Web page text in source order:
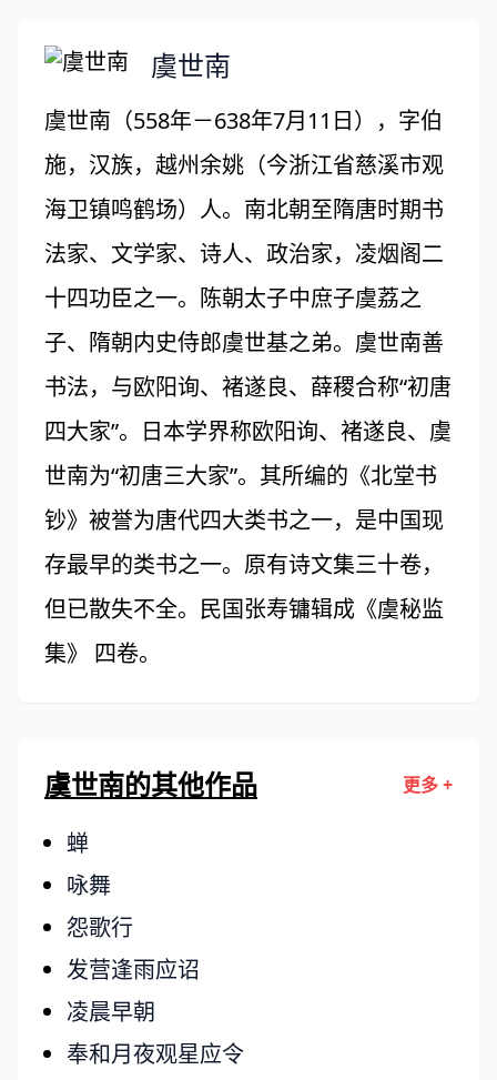
虞世南
虞世南（558年－638年7月11日），字伯
施，汉族，越州余姚（今浙江省慈溪市观
海卫镇鸣鹤场）人。南北朝至隋唐时期书
法家、文学家、诗人、政治家，凌烟阁二
十四功臣之一。陈朝太子中庶子虞荔之
子、隋朝内史侍郎虞世基之弟。虞世南善
书法，与欧阳询、褚遂良、薛稷合称“初唐
四大家”。日本学界称欧阳询、褚遂良、虞
世南为“初唐三大家”。其所编的《北堂书
钞》被誉为唐代四大类书之一，是中国现
存最早的类书之一。原有诗文集三十卷，
但已散失不全。民国张寿镛辑成《虞秘监
集》 四卷。
虞世南的其他作品 更多 +
蝉
咏舞
怨歌行
发营逢雨应诏
凌晨早朝
奉和月夜观星应令